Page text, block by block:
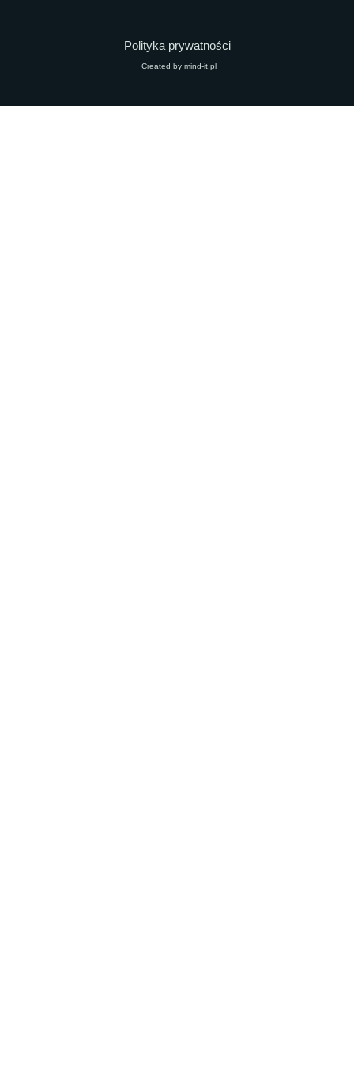
Polityka prywatności
Created by mind-it.pl